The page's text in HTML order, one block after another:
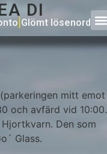
Glömt lösenord
DI
mitt emot
och avfärd vid 10:00.
Den som
Glass.